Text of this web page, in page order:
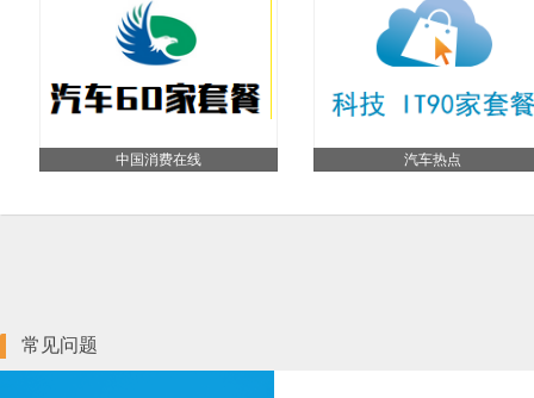
中国消费在线 汽车热点
常见问题